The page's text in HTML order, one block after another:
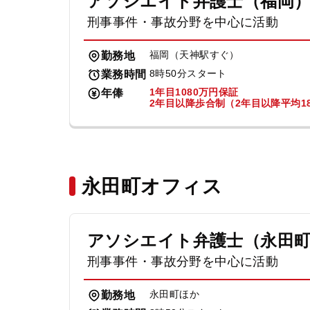
刑事事件・事故分野を中心に活動
勤務地 福岡（天神駅すぐ）
業務時間 8時50分スタート
年俸
1年目1080万円保証
2年目以降歩合制（2年目以降平均
永田町オフィス
アソシエイト弁護士（永田町
刑事事件・事故分野を中心に活動
勤務地 永田町ほか